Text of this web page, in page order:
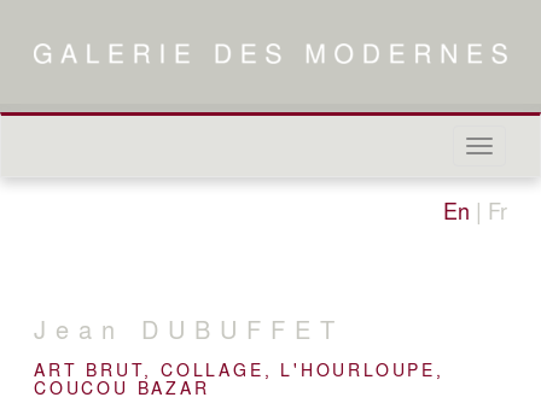
En | Fr
Jean DUBUFFET
ART BRUT, COLLAGE, L'HOURLOUPE,
COUCOU BAZAR